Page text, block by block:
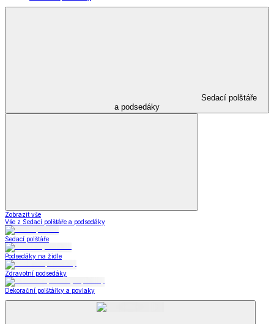
Sedací polštáře
a podsedáky
Zobrazit vše
Vše z Sedací polštáře a podsedáky
Sedací polštáře
Podsedáky na židle
Zdravotní podsedáky
Dekorační polštářky a povlaky